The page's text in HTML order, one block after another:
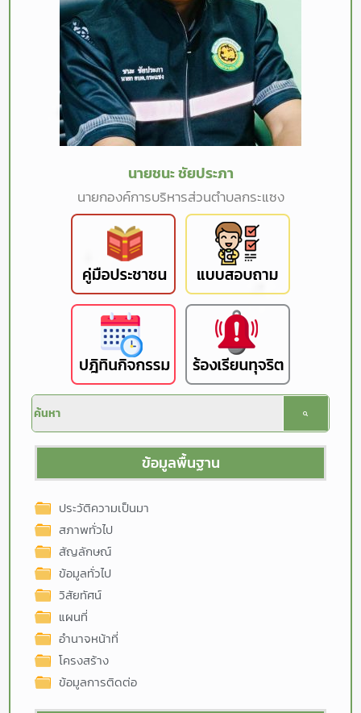
นายชนะ ชัยประภา
นายกองค์การบริหารส่วนตำบลกระแซง
ข้อมูลพื้นฐาน
ประวัติความเป็นมา
สภาพทั่วไป
สัญลักษณ์
ข้อมูลทั่วไป
วิสัยทัศน์
แผนที่
อำนาจหน้าที่
โครงสร้าง
ข้อมูลการติดต่อ